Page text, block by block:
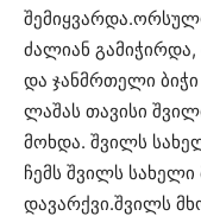
ძალიან
და ჯანმრთელი
ლაშას თავისი
მოხდა. შვილს
ჩემს შვილს სახელი
დავარქვი.შვილს